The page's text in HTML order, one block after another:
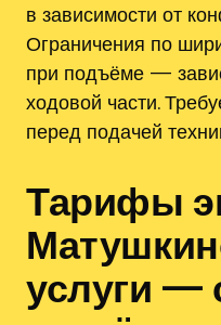
в зависимости от
Ограничения по
при подъёме —
ходовой части.
перед подачей
Тарифы
услуги —